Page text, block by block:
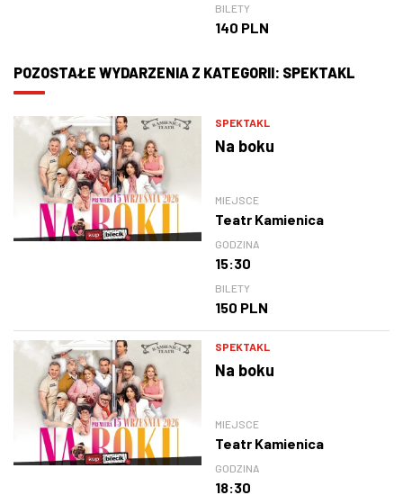
BILETY
140 PLN
POZOSTAŁE WYDARZENIA Z KATEGORII: SPEKTAKL
SPEKTAKL
Na boku
MIEJSCE
Teatr Kamienica
GODZINA
15:30
BILETY
150 PLN
SPEKTAKL
Na boku
MIEJSCE
Teatr Kamienica
GODZINA
18:30